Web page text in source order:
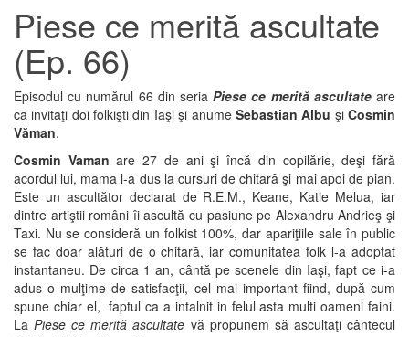
Piese ce merită ascultate
(Ep. 66)
Episodul cu numărul 66 din seriaPiese ce merită ascultateare
ca invitaţi doi folkişti din Iaşi şi anume Sebastian Albu şiCosmin
Văman.
Cosmin Vaman are 27 de ani şi încă din copilărie, deşi fără
acordul lui, mama l-a dus la cursuri de chitară şi mai apoi de pian.
Este un ascultător declarat de R.E.M., Keane, Katie Melua, iar
dintre artiştii români îi ascultă cu pasiune pe Alexandru Andrieş şi
Taxi. Nu se consideră un folkist 100%, dar apariţiile sale în public
se fac doar alături de o chitară, iar comunitatea folk l-a adoptat
instantaneu. De circa 1 an, cântă pe scenele din Iaşi, fapt ce i-a
adus o mulţime de satisfacţii, cel mai important fiind, după cum
spune chiar el, faptul ca a intalnit in felul asta multi oameni faini.
LaPiese ce merită ascultate vă propunem să ascultaţi cântecul